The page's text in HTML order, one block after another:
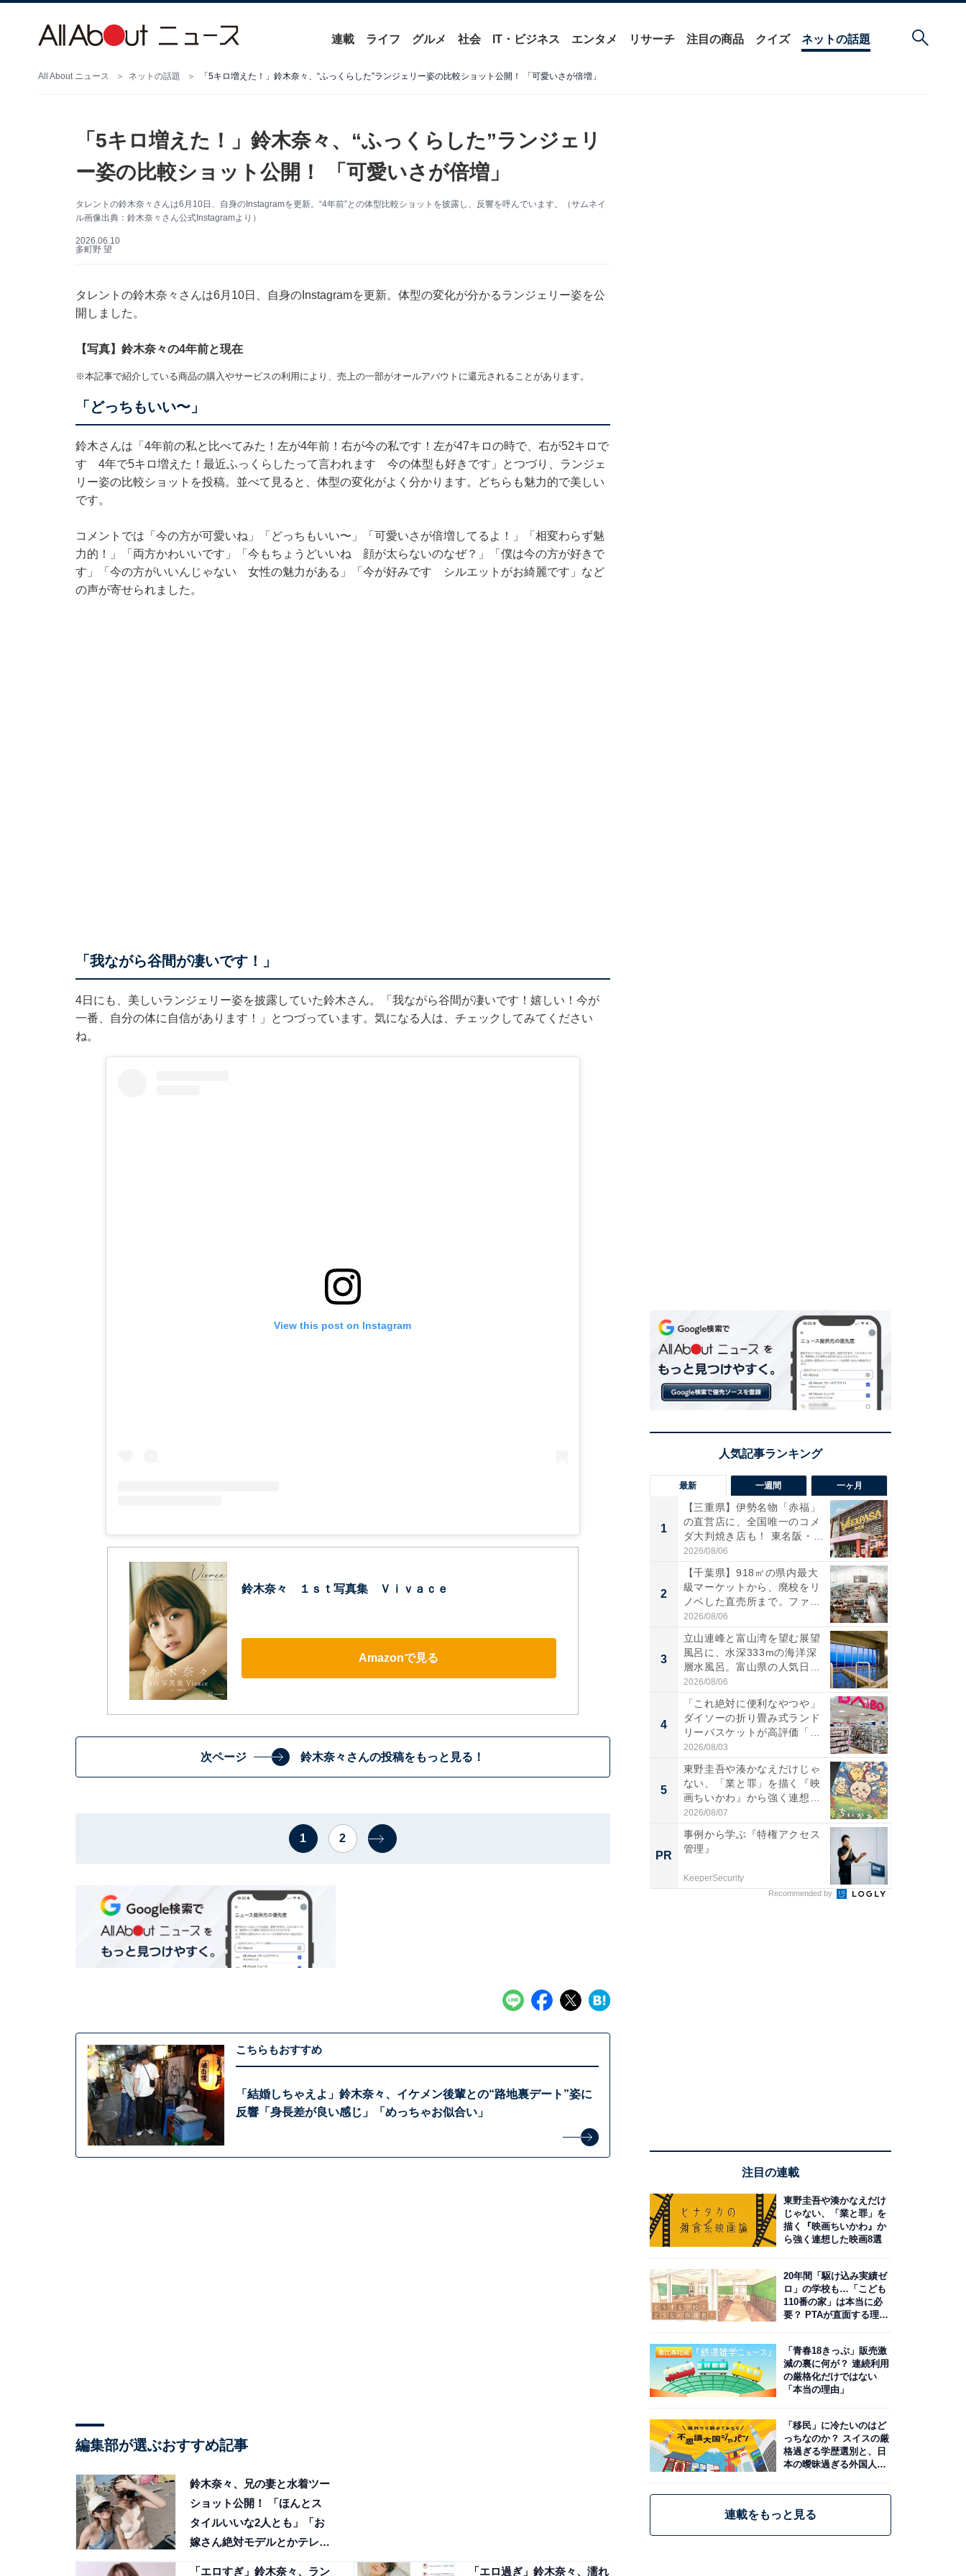
連載 ライフ グルメ 社会 IT・ビジネス エンタメ リサーチ 注目の商品 クイズ ネットの話題
All About ニュース ネットの話題 「5キロ増えた！」鈴木奈々、“ふっくらした”ランジェリー姿の比較ショット公開！ 「可愛いさが倍増」
「5キロ増えた！」鈴木奈々、“ふっくらした”ランジェリ
ー姿の比較ショット公開！ 「可愛いさが倍増」
タレントの鈴木奈々さんは6月10日、自身のInstagramを更新。“4年前”との体型比較ショットを披露し、反響を呼んでいます。（サムネイ
ル画像出典：鈴木奈々さん公式Instagramより）
2026.06.10
多町野 望
タレントの鈴木奈々さんは6月10日、自身のInstagramを更新。体型の変化が分かるランジェリー姿を公
開しました。
【写真】鈴木奈々の4年前と現在
※本記事で紹介している商品の購入やサービスの利用により、売上の一部がオールアバウトに還元されることがあります。
「どっちもいい〜」
鈴木さんは「4年前の私と比べてみた！左が4年前！右が今の私です！左が47キロの時で、右が52キロで
す 4年で5キロ増えた！最近ふっくらしたって言われます 今の体型も好きです」とつづり、ランジェ
リー姿の比較ショットを投稿。並べて見ると、体型の変化がよく分かります。どちらも魅力的で美しい
です。
コメントでは「今の方が可愛いね」「どっちもいい〜」「可愛いさが倍増してるよ！」「相変わらず魅
力的！」「両方かわいいです」「今もちょうどいいね 顔が太らないのなぜ？」「僕は今の方が好きで
す」「今の方がいいんじゃない 女性の魅力がある」「今が好みです シルエットがお綺麗です」など
の声が寄せられました。
「我ながら谷間が凄いです！」
4日にも、美しいランジェリー姿を披露していた鈴木さん。「我ながら谷間が凄いです！嬉しい！今が
一番、自分の体に自信があります！」とつづっています。気になる人は、チェックしてみてください
ね。
View this post on Instagram
鈴木奈々 １ｓｔ写真集 Ｖｉｖａｃｅ
Amazonで見る
次ページ 鈴木奈々さんの投稿をもっと見る！
1 2
こちらもおすすめ
「結婚しちゃえよ」鈴木奈々、イケメン後輩との“路地裏デート”姿に
反響「身長差が良い感じ」「めっちゃお似合い」
編集部が選ぶおすすめ記事
鈴木奈々、兄の妻と水着ツー
ショット公開！ 「ほんとス
タイルいいな2人とも」「お
嫁さん絶対モデルとかテレビ
「エロすぎ」鈴木奈々、ラン
「エロ過ぎ」鈴木奈々、濡れ
最新 一週間 一ヶ月
1
【三重県】伊勢名物「赤福」
の直営店に、全国唯一のコメ
ダ大判焼き店も！ 東名阪・
伊...
2026/08/06
2
【千葉県】918㎡の県内最大
級マーケットから、廃校をリ
ノベした直売所まで。ファ
ー...
2026/08/06
3
立山連峰と富山湾を望む展望
風呂に、水深333mの海洋深
層水風呂。富山県の人気日
帰...
2026/08/06
4
「これ絶対に便利なやつや」
ダイソーの折り畳み式ランド
リーバスケットが高評価「使
わ...
2026/08/03
5
東野圭吾や湊かなえだけじゃ
ない、「業と罪」を描く『映
画ちいかわ』から強く連想し
た...
2026/08/07
PR
事例から学ぶ『特権アクセス
管理』
KeeperSecurity
Recommended by
注目の連載
東野圭吾や湊かなえだけ
じゃない、「業と罪」を
描く『映画ちいかわ』か
ら強く連想した映画8選
20年間「駆け込み実績ゼ
ロ」の学校も…「こども
110番の家」は本当に必
要？ PTAが直面する理想
「青春18きっぷ」販売激
減の裏に何が？ 連続利用
の厳格化だけではない
「本当の理由」
「移民」に冷たいのはど
っちなのか？ スイスの厳
格過ぎる学歴選別と、日
本の曖昧過ぎる外国人政
連載をもっと見る